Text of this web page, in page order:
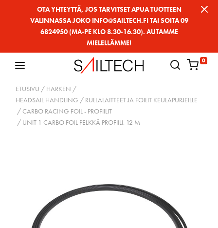
OTA YHTEYTTÄ, JOS TARVITSET APUA TUOTTEEN
VALINNASSA JOKO INFO@SAILTECH.FI TAI SOITA 09
6824950 (MA-PE KLO 8.30-16.30). AUTAMME
MIELELLÄMME!
0
ETUSIVU / HARKEN /
HEADSAIL HANDLING / RULLALAITTEET JA FOILIT KEULAPURJEILLE
/CARBO RACING FOIL - PROFIILIT
/ UNIT 1 CARBO FOIL PELKKÄ PROFIILI. 12 M